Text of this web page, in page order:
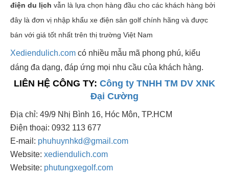
điện du lịch vẫn là lựa chọn hàng đầu cho các khách hàng bởi
đây là đơn vị nhập khẩu xe điện sân golf chính hãng và được
bán với giá tốt nhất trên thị trường Việt Nam
Xediendulich.com có nhiều mẫu mã phong phú, kiểu
dáng đa dạng, đáp ứng mọi nhu cầu của khách hàng.
LIÊN HỆ CÔNG TY: Công ty TNHH TM DV XNK
Đại Cường
Địa chỉ: 49/9 Nhị Bình 16, Hóc Môn, TP.HCM
Điện thoại: 0932 113 677
E-mail: phuhuynhkd@gmail.com
Website: xediendulich.com
Website: phutungxegolf.com